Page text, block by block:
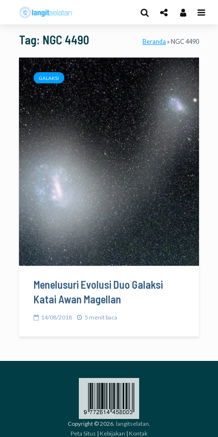
Tag: NGC 4490 Beranda » NGC 4490
GALAKSI
Menelusuri Evolusi Duo Galaksi
Katai Awan Magellan
14/08/2018 5 menit baca
Copyright © 2026. langitselatan
Peta Situs | Kebijakan | Kontak